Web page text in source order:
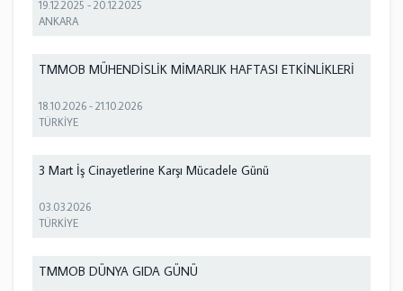
19.12.2025 -20.12.2025
ANKARA
TMMOB MÜHENDİSLİK MİMARLIK HAFTASI ETKİNLİKLERİ
18.10.2026 -21.10.2026
TÜRKİYE
3 Mart İş Cinayetlerine Karşı Mücadele Günü
03.03.2026
TÜRKİYE
TMMOB DÜNYA GIDA GÜNÜ